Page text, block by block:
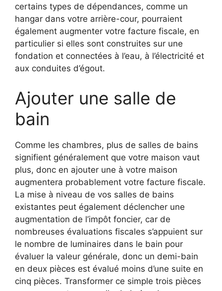
certains types de dépendances, comme un
hangar dans votre arrière-cour, pourraient
également augmenter votre facture fiscale, en
particulier si elles sont construites sur une
fondation et connectées à l’eau, à l’électricité et
aux conduites d’égout.
Ajouter une salle de
bain
Comme les chambres, plus de salles de bains
signifient généralement que votre maison vaut
plus, donc en ajouter une à votre maison
augmentera probablement votre facture fiscale.
La mise à niveau de vos salles de bains
existantes peut également déclencher une
augmentation de l’impôt foncier, car de
nombreuses évaluations fiscales s’appuient sur
le nombre de luminaires dans le bain pour
évaluer la valeur générale, donc un demi-bain
en deux pièces est évalué moins d’une suite en
cinq pièces. Transformer ce simple trois pièces